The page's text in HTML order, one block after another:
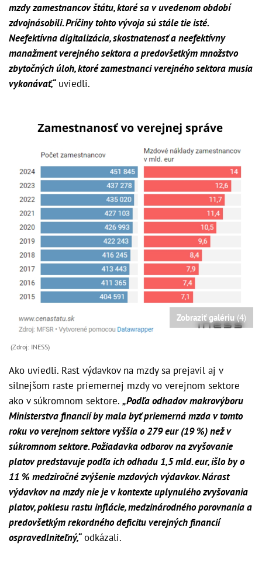
mzdy zamestnancov štátu, ktoré sa v uvedenom období
zdvojnásobili. Príčiny tohto vývoja sú stále tie isté.
Neefektívna digitalizácia, skostnatenosť a neefektívny
manažment verejného sektora a predovšetkým množstvo
zbytočných úloh, ktoré zamestnanci verejného sektora musia
vykonávať,“uviedli.
Zobraziť galériu (4)
(Zdroj: INESS)
Ako uviedli. Rast výdavkov na mzdy sa prejavil aj v
silnejšom raste priemernej mzdy vo verejnom sektore
ako v súkromnom sektore. „Podľa odhadov makrovýboru
Ministerstva financií by mala byť priemerná mzda v tomto
roku vo verejnom sektore vyššia o 279 eur (19 %) než v
súkromnom sektore. Požiadavka odborov na zvyšovanie
platov predstavuje podľa ich odhadu 1,5 mld. eur, išlo by o
11 % medziročné zvýšenie mzdových výdavkov. Nárast
výdavkov na mzdy nie je v kontexte uplynulého zvyšovania
platov, poklesu rastu inflácie, medzinárodného porovnania a
predovšetkým rekordného deficitu verejných financií
ospravedlniteľný,“odkázali.